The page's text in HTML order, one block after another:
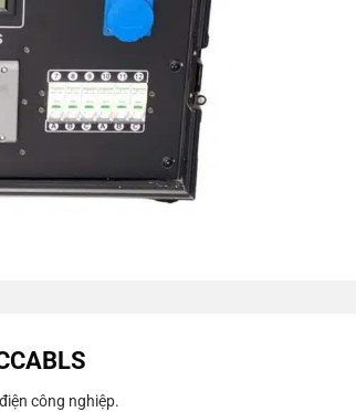
công nghiệp.